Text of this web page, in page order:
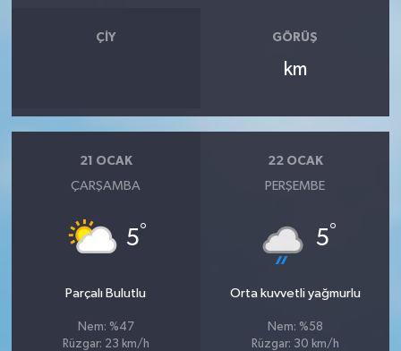
ÇIY GÖRÜŞ
km
21 OCAK
ÇARŞAMBA
5°
Parçalı Bulutlu
Nem: %47
Rüzgar: 23 km/h
22 OCAK
PERŞEMBE
5°
Orta kuvvetli yağmurlu
Nem: %58
Rüzgar: 30 km/h